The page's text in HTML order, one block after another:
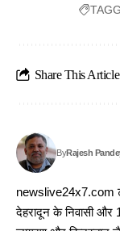
Share This Article
ByRajesh
newslive24x7.com
देहरादून के निवासी और